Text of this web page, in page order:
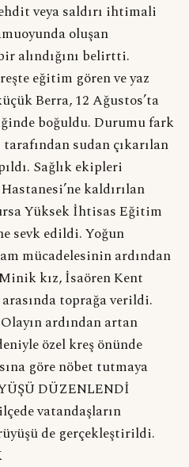
veya saldırı ihtimali
oluşan
alındığını belirtti.
eğitim gören ve yaz
Berra, 12 Ağustos’ta
boğuldu. Durumu fark
sudan çıkarılan
Sağlık ekipleri
kaldırılan
Yüksek İhtisas Eğitim
sevk edildi. Yoğun
mücadelesinin ardından
kız, İsaören Kent
arasında toprağa verildi.
ardından artan
özel kreş önünde
göre nöbet tutmaya
DÜZENLENDİ
vatandaşların
de gerçekleştirildi.